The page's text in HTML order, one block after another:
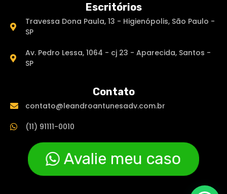
Escritórios
Travessa Dona Paula, 13 - Higienópolis, São Paulo -
SP
Av. Pedro Lessa, 1064 - cj 23 - Aparecida, Santos -
SP
Contato
contato@leandroantunesadv.com.br
(11) 91111-0010
Avalie meu caso